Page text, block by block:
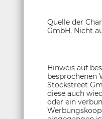
Quelle der
GmbH. Nicht
Hinweis auf
besprochenen
Stockstreet
diese auch
oder ein